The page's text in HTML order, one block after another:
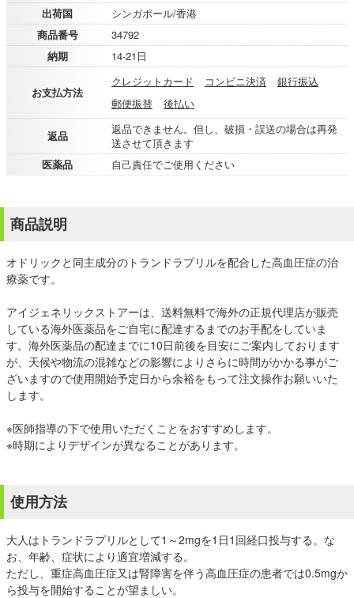
出荷国
シンガポール/香港
商品番号
34792
納期
14-21日
お支払方法
クレジットカード コンビニ決済
銀行振込
郵便振替
後払い
返品
返品できません。但し、破損・誤送の場合は再発
送させて頂きます
医薬品
自己責任でご使用ください
商品説明
オドリックと同主成分のトランドラプリルを配合した高血圧症の治
療薬です。
アイジェネリックストアーは、送料無料で海外の正規代理店が販売
している海外医薬品をご自宅に配達するまでのお手配をしていま
す。海外医薬品の配達までに10日前後を目安にご案内しております
が、天候や物流の混雑などの影響によりさらに時間がかかる事がご
ざいますので使用開始予定日から余裕をもって注文操作お願いいた
します。
※医師指導の下で使用いただくことをおすすめします。
※時期によりデザインが異なることがあります。
使用方法
大人はトランドラプリルとして1～2mgを1日1回経口投与する。な
お、年齢、症状により適宜増減する。
ただし、重症高血圧症又は腎障害を伴う高血圧症の患者では0.5mgか
ら投与を開始することが望ましい。